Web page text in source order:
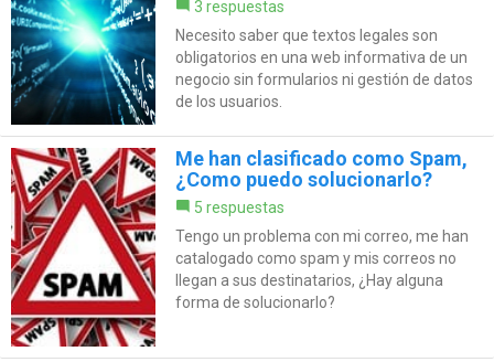
3 respuestas
Necesito saber que textos legales son
obligatorios en una web informativa de un
negocio sin formularios ni gestión de datos
de los usuarios.
Me han clasificado como Spam,
¿Como puedo solucionarlo?
5 respuestas
Tengo un problema con mi correo, me han
catalogado como spam y mis correos no
llegan a sus destinatarios, ¿Hay alguna
forma de solucionarlo?